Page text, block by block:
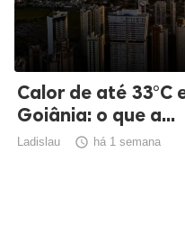
Calor de até 33°C
Goiânia: o que a...
Ladislau  há 1 semana